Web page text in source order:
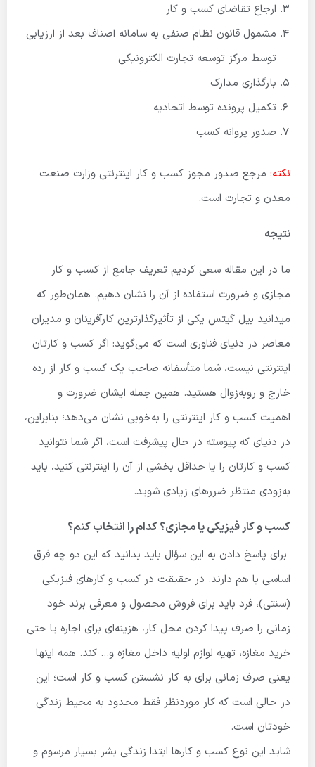
ارجاع تقاضای کسب و کار
مشمول قانون نظام صنفی به سامانه اصناف بعد از ارزیابی
توسط مرکز توسعه تجارت الکترونیکی
بارگذاری مدارک
تکمیل پرونده توسط اتحادیه
صدور پروانه کسب
نکته: مرجع صدور مجوز کسب و کار اینترنتی وزارت صنعت
معدن و تجارت است.
نتیجه
ما در این مقاله سعی کردیم تعریف جامع از کسب و کار
مجازی و ضرورت استفاده از آن را نشان دهیم. همان‌طور که
میدانید بیل گیتس یکی از تأثیرگذارترین کارآفرینان و مدیران
معاصر در دنیای فناوری است که می‌گوید: اگر کسب و کارتان
اینترنتی نیست، شما متأسفانه صاحب یک کسب و کار از رده
خارج و روبه‌زوال هستید. همین جمله ایشان ضرورت و
اهمیت کسب و کار اینترنتی را به‌خوبی نشان می‌دهد؛ بنابراین،
در دنیای که پیوسته در حال پیشرفت است، اگر شما نتوانید
کسب و کارتان را یا حداقل بخشی از آن را اینترنتی کنید، باید
به‌زودی منتظر ضررهای زیادی شوید.
کسب و کار فیزیکی یا مجازی؟ کدام را انتخاب کنم؟
برای پاسخ دادن به این سؤال باید بدانید که این دو چه فرق
اساسی با هم دارند. در حقیقت در کسب و کارهای فیزیکی
(سنتی)، فرد باید برای فروش محصول و معرفی برند خود
زمانی را صرف پیدا کردن محل کار، هزینه‌ای برای اجاره یا حتی
خرید مغازه، تهیه لوازم اولیه داخل مغازه و… کند. همه اینها
یعنی صرف زمانی برای به کار نشستن کسب و کار است؛ این
در حالی است که کار موردنظر فقط محدود به محیط زندگی
خودتان است.
شاید این نوع کسب و کارها ابتدا زندگی بشر بسیار مرسوم و